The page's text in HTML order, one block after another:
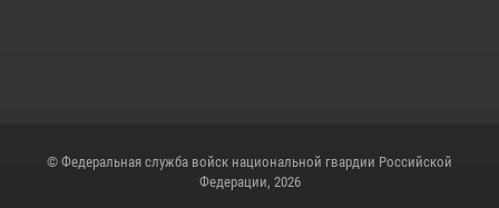
© Федеральная служба войск национальной гвардии Российской
Федерации, 2026